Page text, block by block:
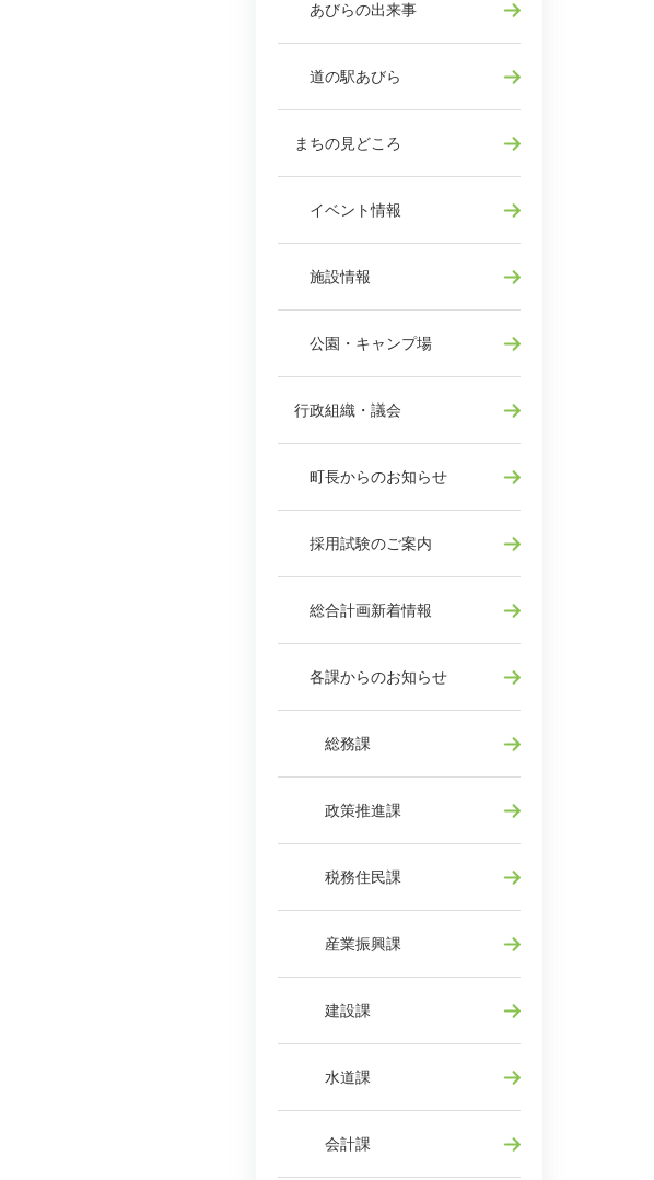
あびらの出来事
道の駅あびら
まちの見どころ
イベント情報
施設情報
公園・キャンプ場
行政組織・議会
町長からのお知らせ
採用試験のご案内
総合計画新着情報
各課からのお知らせ
総務課
政策推進課
税務住民課
産業振興課
建設課
水道課
会計課